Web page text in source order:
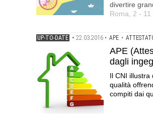
divertire
Roma, 2 -
UP-TO-DATE • 22.03.2016 • APE •
APE
dagli
Il CNI
qualità
compiti dai